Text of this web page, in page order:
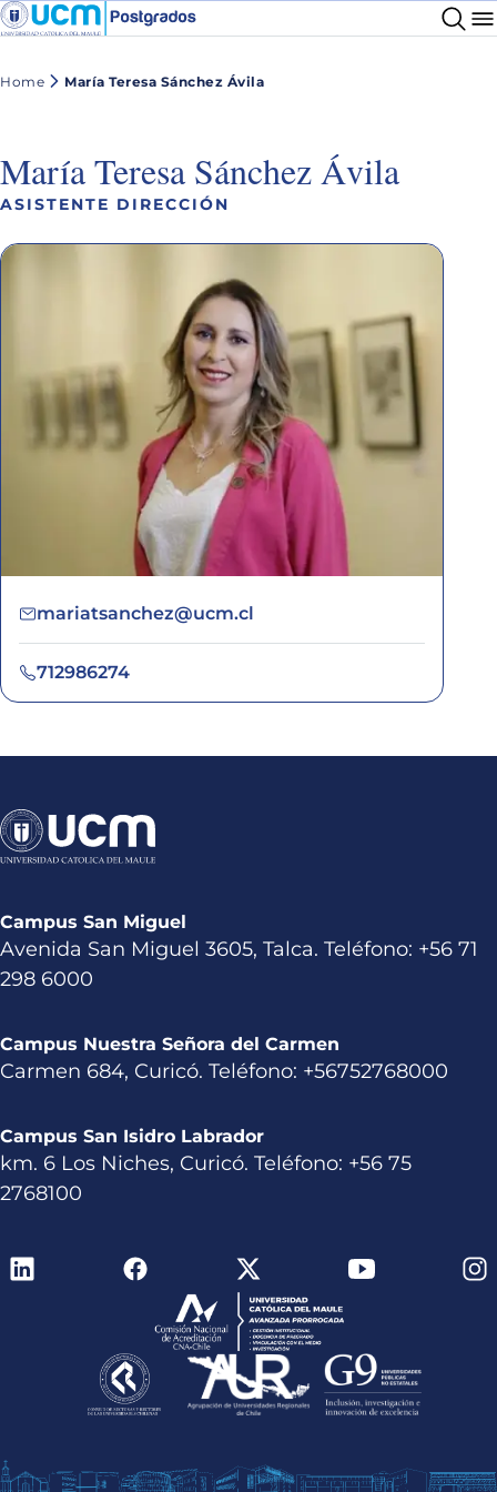
Home María Teresa Sánchez Ávila
María Teresa Sánchez Ávila
ASISTENTE DIRECCIÓN
mariatsanchez@ucm.cl
712986274
Campus San Miguel
Avenida San Miguel 3605, Talca. Teléfono: +56 71
298 6000
Campus Nuestra Señora del Carmen
Carmen 684, Curicó. Teléfono: +56752768000
Campus San Isidro Labrador
km. 6 Los Niches, Curicó. Teléfono: +56 75
2768100